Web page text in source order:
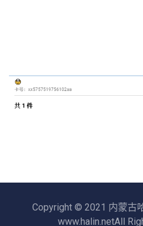
Copyright © 2021 内蒙古
www.halin.netAll